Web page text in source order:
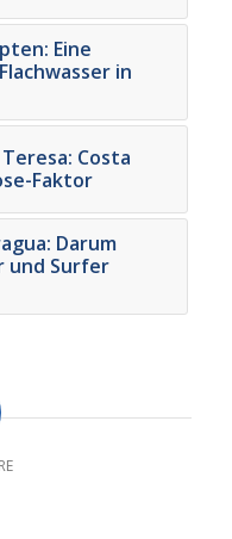
Eine
in
Costa
Faktor
Darum
und Surfer